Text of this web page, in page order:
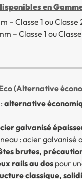
en
– Classe 1 ou
– Classe 1 ou
(Alternative
alternative
galvanisé
: acier
brutes,
rails au dospour
classique,